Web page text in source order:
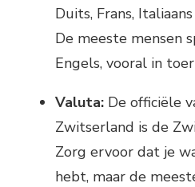
Duits, Frans,
De meeste mensen
Engels, vooral in
Valuta: De officiële
Zwitserland is de
Zorg ervoor dat je
hebt, maar de